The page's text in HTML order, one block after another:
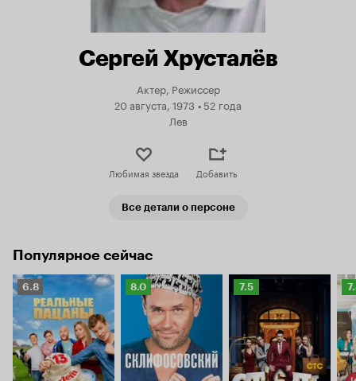
Сергей Хрусталёв
Актер, Режиссер
20 августа, 1973 •52 года
Лев
Любимая звезда Добавить
Все детали о персоне
Популярное сейчас
Рейтинг
Кинопоиска
6.8
6.8
Рейтинг
Кинопоиска
8.0
8.0
Рейтинг
Кинопоиска
7.5
7.5